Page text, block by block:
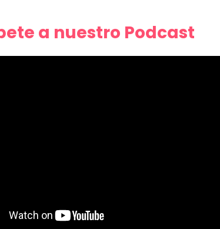
a nuestro Podcast